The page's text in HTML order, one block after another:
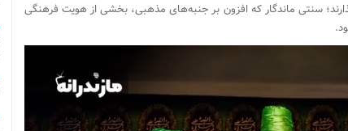
سنتی ماندگار که افزون بر جنبه‌های مذهبی، بخشی از هویت فرهنگی